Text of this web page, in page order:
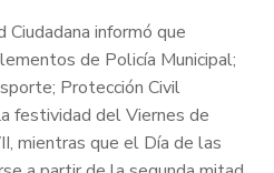
Ciudadana informó que
de Policía Municipal;
Protección Civil
festividad del Viernes de
mientras que el Día de las